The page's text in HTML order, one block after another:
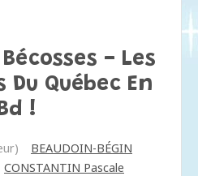
- Les
Du Québec En
!
BEAUDOIN-BÉGIN
CONSTANTIN Pascale